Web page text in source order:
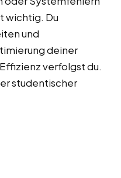
wichtig. Du
und
deiner
verfolgst du.
studentischer